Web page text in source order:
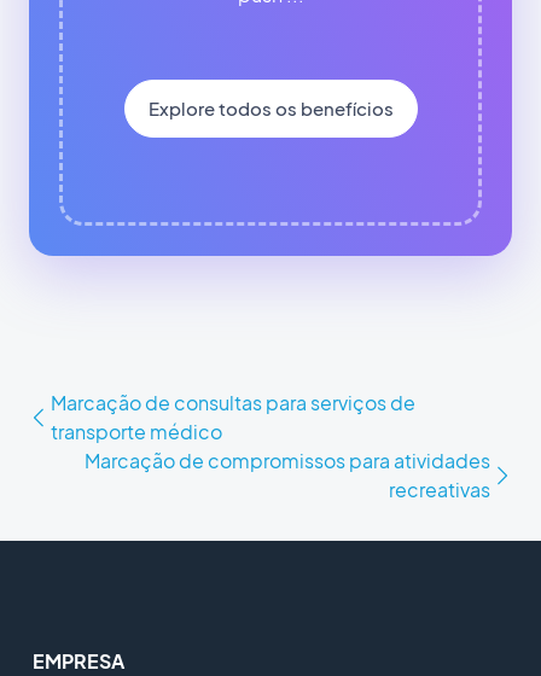
Explore todos os benefícios
Marcação de consultas para serviços de
transporte médico
Marcação de compromissos para atividades
recreativas
EMPRESA